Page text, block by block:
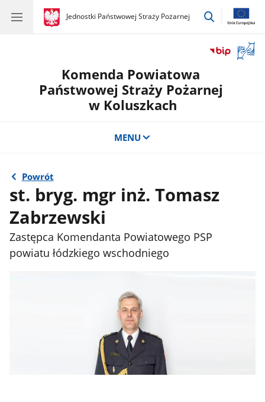
gov.pl
Jednostki Państwowej Straży Pożarnej
gov.pl
Jednostki
przejdź
okno
Komenda Powiatowa
Państwowej Straży Pożarnej
w Koluszkach
MENU
Powrót
st. bryg. mgr inż. Tomasz
Zabrzewski
Zastępca Komendanta Powiatowego PSP
powiatu łódzkiego wschodniego